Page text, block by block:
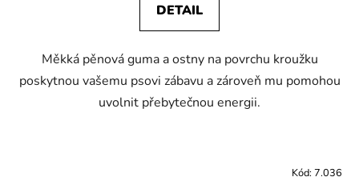
DETAIL
Měkká pěnová guma a ostny na povrchu kroužku
poskytnou vašemu psovi zábavu a zároveň mu pomohou
uvolnit přebytečnou energii.
Kód: 7.036